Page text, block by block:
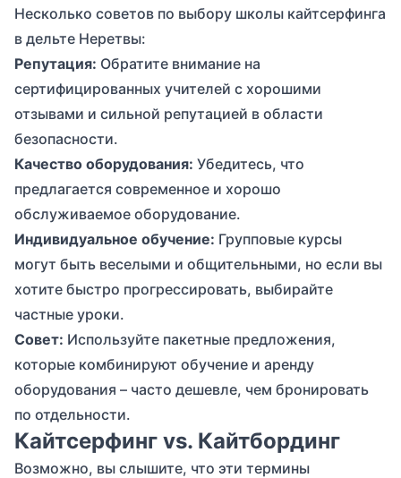
Несколько советов по выбору школы кайтсерфинга
в дельте Неретвы:
Репутация: Обратите внимание на
сертифицированных учителей с хорошими
отзывами и сильной репутацией в области
безопасности.
Качество оборудования: Убедитесь, что
предлагается современное и хорошо
обслуживаемое оборудование.
Индивидуальное обучение: Групповые курсы
могут быть веселыми и общительными, но если вы
хотите быстро прогрессировать, выбирайте
частные уроки.
Совет: Используйте пакетные предложения,
которые комбинируют обучение и аренду
оборудования – часто дешевле, чем бронировать
по отдельности.
Кайтсерфинг vs. Кайтбординг
Возможно, вы слышите, что эти термины